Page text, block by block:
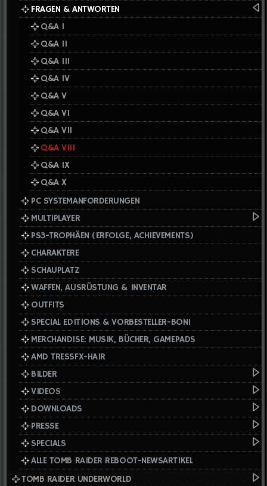
FRAGEN & ANTWORTEN
Q&A I
Q&A II
Q&A III
Q&A IV
Q&A V
Q&A VI
Q&A VII
Q&A VIII
Q&A IX
Q&A X
PC SYSTEMANFORDERUNGEN
MULTIPLAYER
PS3-TROPHÄEN (ERFOLGE, ACHIEVEMENTS)
CHARAKTERE
SCHAUPLATZ
WAFFEN, AUSRÜSTUNG & INVENTAR
OUTFITS
SPECIAL EDITIONS & VORBESTELLER-BONI
MERCHANDISE: MUSIK, BÜCHER, GAMEPADS
AMD TRESSFX-HAIR
BILDER
VIDEOS
DOWNLOADS
PRESSE
SPECIALS
ALLE TOMB RAIDER REBOOT-NEWSARTIKEL
TOMB RAIDER UNDERWORLD